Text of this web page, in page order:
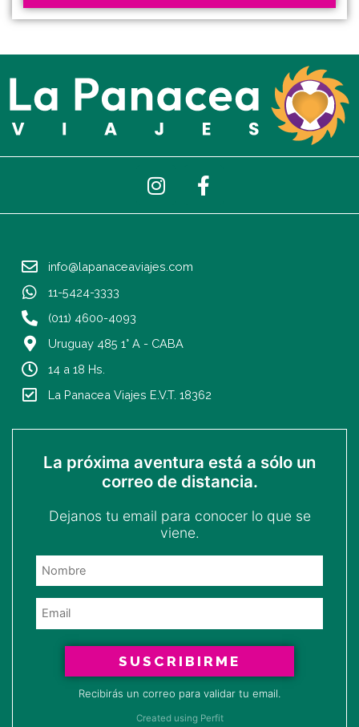
I
n
s
g
m
F
a
c
info@lapanaceaviajes.com
11-5424-3333
(011) 4600-4093
Uruguay 485 1° A - CABA
14 a 18 Hs.
La Panacea Viajes E.V.T. 18362
La próxima aventura está a sólo un
correo de distancia.
Dejanos tu email para conocer lo que se
viene.
SUSCRIBIRME
Recibirás un correo para validar tu email.
Created using Perfit